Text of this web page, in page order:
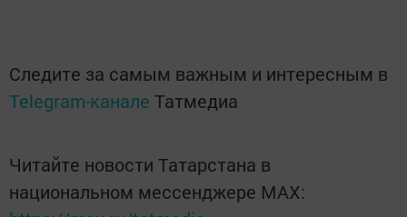
Следите за самым важным и интересным в
Telegram-канале Татмедиа
Читайте новости Татарстана в
национальном мессенджере MАХ: